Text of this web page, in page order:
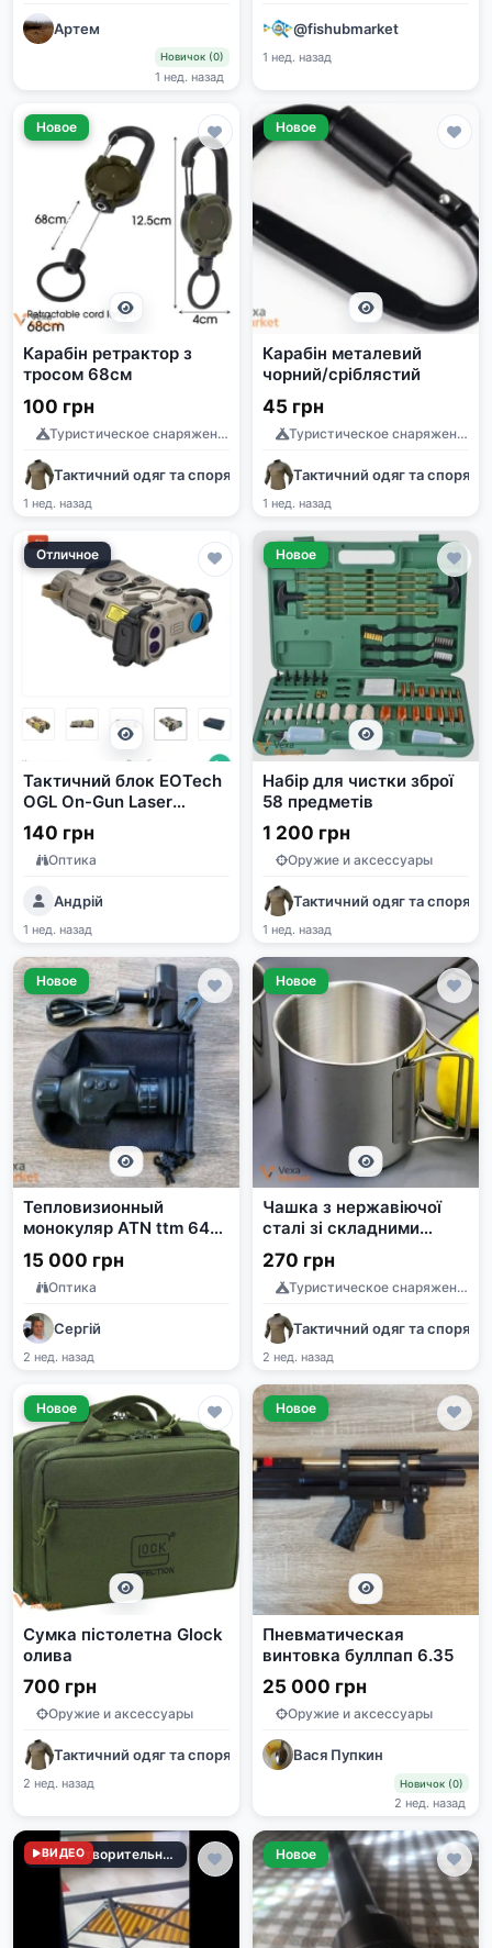
Артем
Новичок (0)
1 нед. назад
@fishubmarket
1 нед. назад
Новое
Карабін ретрактор з
тросом 68см
100 грн
Туристическое снаряжение
Тактичний одяг та спорядження
1 нед. назад
Новое
Карабін металевий
чорний/сріблястий
45 грн
Туристическое снаряжение
Тактичний одяг та
1 нед. назад
Отличное
Тактичний блок EOTech
OGL On-Gun Laser
(Green+IR)/IR illuminator
TAN
140 грн
Оптика
Андрій
1 нед. назад
Новое
Набір для чистки зброї
58 предметів
1 200 грн
Оружие и аксессуары
Тактичний одяг та
1 нед. назад
Новое
Тепловизионный
монокуляр ATN ttm 640
19 мм 640x480 1-4x
15 000 грн
Оптика
Сергій
2 нед. назад
Новое
Чашка з нержавіючої
сталі зі складними
ручками, об'єм 250-700
мл
270 грн
Туристическое снаряжение
Тактичний одяг та
2 нед. назад
Новое
Сумка пістолетна Glock
олива
700 грн
Оружие и аксессуары
Тактичний одяг та спорядження
2 нед. назад
Новое
Пневматическая
винтовка буллпап 6.35
25 000 грн
Оружие и аксессуары
Вася Пупкин
Новичок (0)
2 нед. назад
Удовлетворительное
ВИДЕО Новое